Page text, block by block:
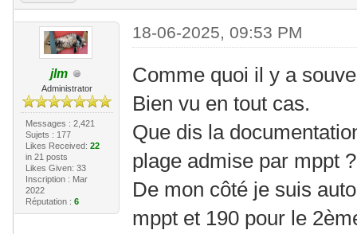
jlm
Administrator
Messages : 2,421
Sujets : 177
Likes Received: 22
in 21 posts
Likes Given: 33
Inscription : Mar
2022
Réputation : 6
18-06-2025, 09:53 PM
Comme quoi il y a
Bien vu en tout cas.
Que dis la
plage admise par mppt ?
De mon côté je suis
mppt et 190 pour le